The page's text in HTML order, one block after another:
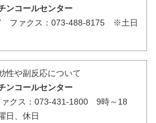
ンコールセンター
ファクス：073-488-8175 ※土日
性や副反応について
ンコールセンター
クス：073-431-1800 9時～18
日、休日